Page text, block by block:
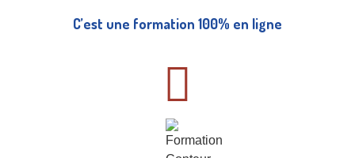
C’est une formation 100% en ligne